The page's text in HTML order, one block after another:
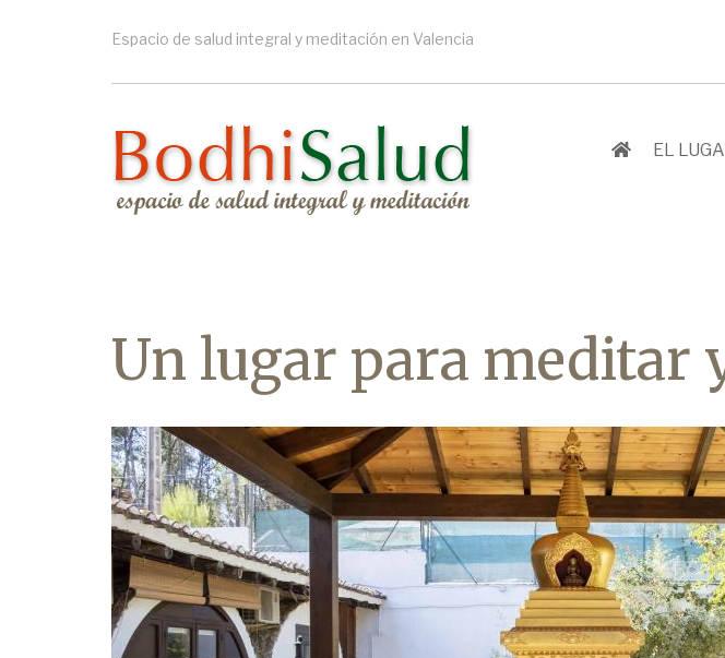
Espacio de salud integral y meditación en Valencia
EL
Un lugar para meditar